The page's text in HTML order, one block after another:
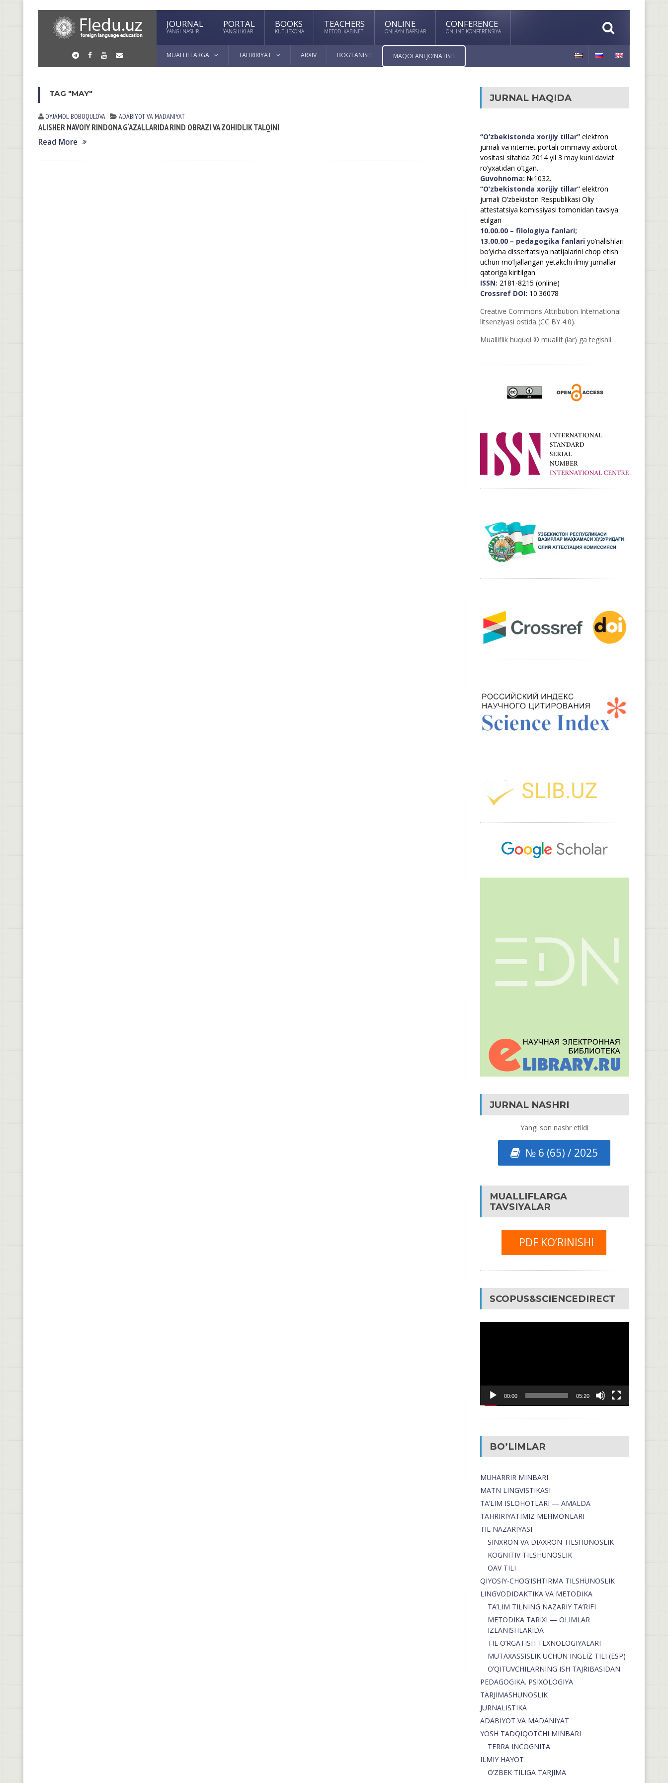
JOURNAL
YANGI NASHR
PORTAL
YANGILIKLAR
BOOKS
KUTUBXONA
TEACHERS
METOD. KABINET
ONLINE
ONLAYN DARSLAR
CONFERENCE
ONLINE KONFERENSIYA
MUALLIFLARGA TAHRIRIYAT ARXIV BOG’LANISH MAQOLANI JO’NATISH
TAG "MAY"
OYJAMOL BOBOQULOVA АDАBIYOT VА MАDАNIYAT
ALISHER NAVOIY RINDONA G‘AZALLARIDA RIND OBRAZI VA ZOHIDLIK TALQINI
Read More
JURNAL HAQIDA
“O’zbekistonda xorijiy tillar”elektron
jurnali va internet portali ommaviy axborot
vositasi sifatida 2014 yil 3 may kuni davlat
ro’yxatidan o’tgan.
Guvohnoma: №1032.
“O’zbekistonda xorijiy tillar”elektron
jurnali O’zbekiston Respublikasi Oliy
attestatsiya komissiyasi tomonidan tavsiya
etilgan
10.00.00 – filologiya fanlari;
13.00.00 – pedagogika fanlariyo’nalishlari
bo’yicha dissertatsiya natijalarini chop etish
uchun mo’ljallangan yetakchi ilmiy jurnallar
qatoriga kiritilgan.
ISSN: 2181-8215 (online)
Crossref DOI: 10.36078
Creative Commons Attribution International
litsenziyasi ostida (CC BY 4.0).
Mualliflik huquqi © muallif (lar) ga tegishli.
JURNAL NASHRI
Yangi son nashr etildi
№ 6 (65) / 2025
MUALLIFLARGA
TAVSIYALAR
PDF KO’RINISHI
SCOPUS&SCIENCEDIRECT
00:00 05:20
BO’LIMLAR
MUHARRIR MINBARI
MATN LINGVISTIKASI
TA’LIM ISLOHOTLARI — AMALDA
TAHRIRIYATIMIZ MEHMONLARI
TIL NAZARIYASI
SINXRON VA DIAXRON TILSHUNOSLIK
KOGNITIV TILSHUNOSLIK
OAV TILI
QIYOSIY-CHOG‘ISHTIRMA TILSHUNOSLIK
LINGVODIDAKTIKA VA METODIKA
TA’LIM TILNING NAZARIY TA’RIFI
METODIKA TARIXI — OLIMLAR
IZLANISHLARIDA
TIL O’RGATISH TEXNOLOGIYALARI
MUTAXASSISLIK UCHUN INGLIZ TILI (ESP)
O’QITUVCHILARNING ISH TAJRIBASIDAN
PEDAGOGIKA. PSIXOLOGIYA
TARJIMASHUNOSLIK
JURNALISTIKA
ADABIYOT VA MADANIYAT
YOSH TADQIQOTCHI MINBARI
TERRA INCOGNITA
ILMIY HAYOT
O’ZBEK TILIGA TARJIMA